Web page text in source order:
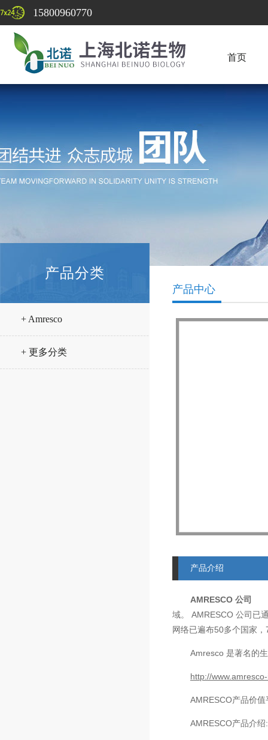
15800960770
首页
产品分类
+ Amresco
+ 更多分类
产品中心
产品介绍
AMRESCO 公司
域。 AMRESCO 公司已
网络已遍布50多个国家，
Amresco 是著名的
http://
AMRESCO产品价
AMRESCO产品介绍